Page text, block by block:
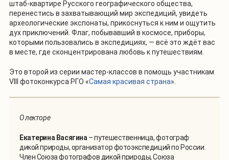
штаб-квартире Русского географического общества,
перенестись в захватывающий мир экспедиций, увидеть
археологические экспонаты, прикоснуться к ним и ощутить
дух приключений. Флаг, побывавший в космосе, приборы,
которыми пользовались в экспедициях, — всё это ждёт вас
в месте, где сконцентрирована любовь к путешествиям.
Это второй из серии мастер-классов в помощь участникам
VIII фотоконкурса РГО «Самая красивая страна».
О лекторе
Екатерина Васягина – путешественница, фотограф
дикой природы, организатор фотоэкспедиций по России.
Член Союза фотографов дикой природы, Союза